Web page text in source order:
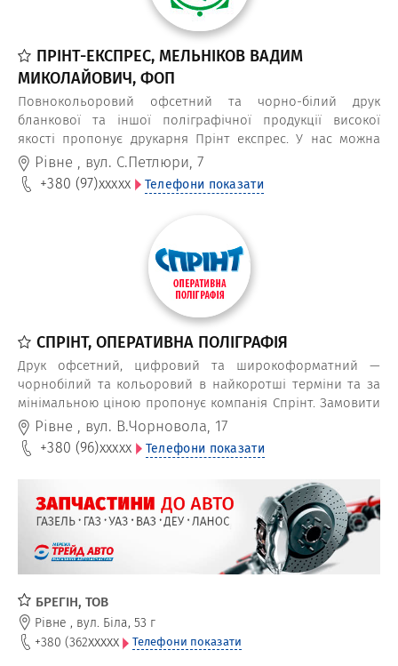
ПРІНТ-ЕКСПРЕС, МЕЛЬНІКОВ ВАДИМ
МИКОЛАЙОВИЧ, ФОП
Повнокольоровий офсетний та чорно-білий друк
бланкової та іншої поліграфічної продукції високої
якості пропонує друкарня Прінт експрес. У нас можна
замовити або купити бланки суворої звітності,
бухгалтерські бланки, книги та журнали, брошури, акти та
декларації, а також якісну поліграфію.
Рівне , вул. С.Петлюри, 7
+380 (97)xxxxx Телефони показати
СПРІНТ, ОПЕРАТИВНА ПОЛІГРАФІЯ
Друк офсетний, цифровий та широкоформатний —
чорнобілий та кольоровий в найкоротші терміни та за
мінімальною ціною пропонує компанія Спрінт. Замовити
друк квартальних, настольних, кишенькових календарів,
візиток, листівок, буклетів, плакатів.
Рівне , вул. В.Чорновола, 17
+380 (96)xxxxx Телефони показати
БРЕГІН, ТОВ
Рівне , вул. Біла, 53 г
+380 (362xxxxx Телефони показати